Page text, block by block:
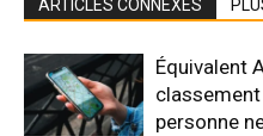
ARTICLES CONNEXES
Équivalent
personne